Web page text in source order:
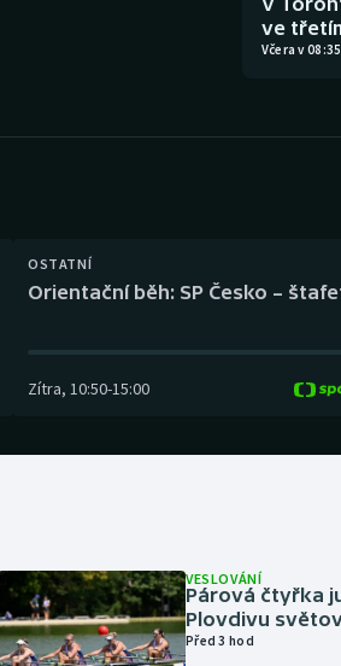
ve
Včera v 08:35
OSTATNÍ
Orientační běh: SP Česko –
Zítra, 10:50-15:00
VESLOVÁNÍ
Párová čtyřka
Plovdivu
Před 3 hod